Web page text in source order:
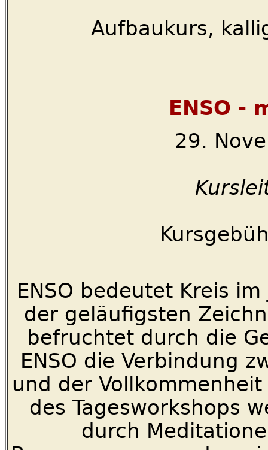
Aufbaukurs,
ENSO -
29.
ENSO bedeutet Kreis
der geläufigsten
befruchtet durch die
ENSO die Verbindung
und der
des Tagesworkshops
durch